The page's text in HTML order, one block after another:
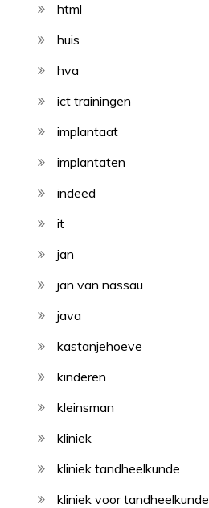
html
huis
hva
ict trainingen
implantaat
implantaten
indeed
it
jan
jan van nassau
java
kastanjehoeve
kinderen
kleinsman
kliniek
kliniek tandheelkunde
kliniek voor tandheelkunde